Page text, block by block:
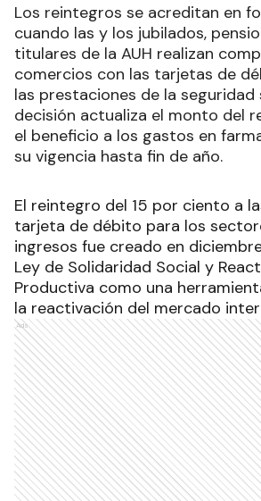
Los reintegros se acreditan en
cuando las y los jubilados,
titulares de la AUH realizan
comercios con las tarjetas de
las prestaciones de la seguridad
decisión actualiza el monto del
el beneficio a los gastos en
su vigencia hasta fin de año.
El reintegro del 15 por ciento a
tarjeta de débito para los
ingresos fue creado en
Ley de Solidaridad Social y
Productiva como una
la reactivación del mercado
Ads